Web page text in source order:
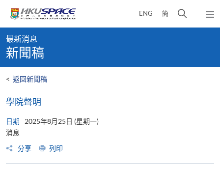
content
ENG 簡
開
彈
出
content
start
最新消息
新聞稿
< 返回新聞稿
學院聲明
日期
2025年8月25日 (星期一)
消息
分享
列印